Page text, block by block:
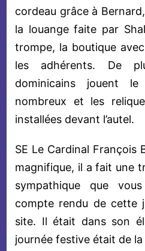
cordeau grâce à
la louange faite par
trompe, la boutique
les adhérents. De
dominicains jouent
nombreux et les
installées devant l’autel.
SE Le Cardinal François
magnifique, il a fait une
sympathique que
compte rendu de cette
site. Il était dans son
journée festive était de